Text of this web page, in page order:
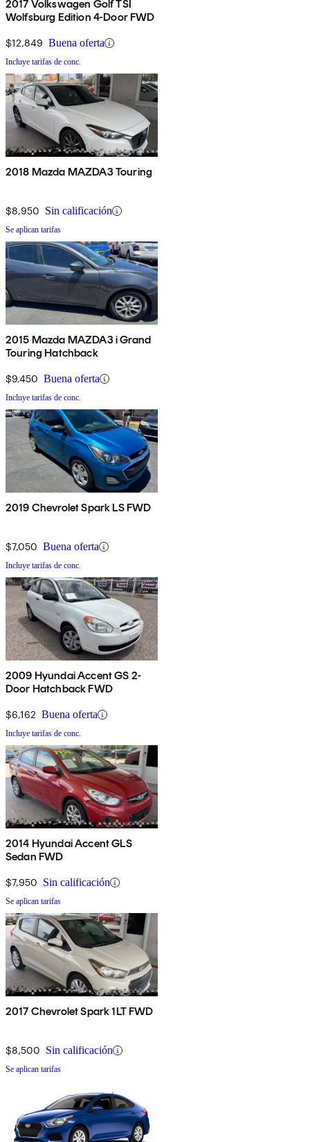
2017 Volkswagen Golf TSI
Wolfsburg Edition 4-Door FWD
$12,849 Buena oferta
Incluye tarifas de conc.
2018 Mazda MAZDA3 Touring
$8,950 Sin calificación
Se aplican tarifas
2015 Mazda MAZDA3 i Grand
Touring Hatchback
$9,450 Buena oferta
Incluye tarifas de conc.
2019 Chevrolet Spark LS FWD
$7,050 Buena oferta
Incluye tarifas de conc.
2009 Hyundai Accent GS 2-
Door Hatchback FWD
$6,162 Buena oferta
Incluye tarifas de conc.
2014 Hyundai Accent GLS
Sedan FWD
$7,950 Sin calificación
Se aplican tarifas
2017 Chevrolet Spark 1LT FWD
$8,500 Sin calificación
Se aplican tarifas